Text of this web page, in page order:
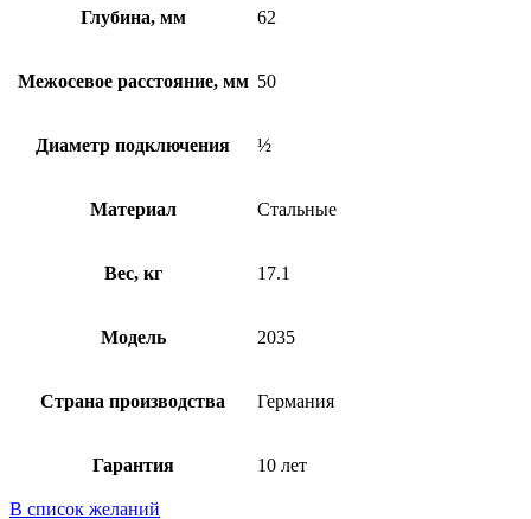
Глубина, мм 62
Межосевое расстояние, мм 50
Диаметр подключения ½
Материал Стальные
Вес, кг 17.1
Модель 2035
Страна производства Германия
Гарантия 10 лет
В список желаний